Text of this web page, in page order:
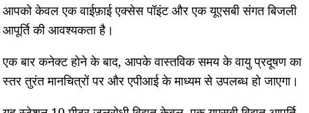
आपको केवल एक वाईफ़ाई एक्सेस पॉइंट और एक यूएसबी संगत बिजली
आपूर्ति की आवश्यकता है।
एक बार कनेक्ट होने के बाद, आपके वास्तविक समय के वायु प्रदूषण का
स्तर तुरंत मानचित्रों पर और एपीआई के माध्यम से उपलब्ध हो जाएगा।